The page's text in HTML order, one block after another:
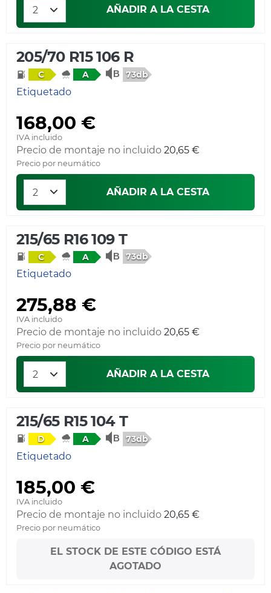
AÑADIR A LA CESTA
205/70 R15 106 R
C A 73db
Etiquetado
168,00 €
IVA incluido
Precio de montaje no incluido 20,65 €
Precio por neumático
AÑADIR A LA CESTA
215/65 R16 109 T
C A 73db
Etiquetado
275,88 €
IVA incluido
Precio de montaje no incluido 20,65 €
Precio por neumático
AÑADIR A LA CESTA
215/65 R15 104 T
D A 73db
Etiquetado
185,00 €
IVA incluido
Precio de montaje no incluido 20,65 €
Precio por neumático
EL STOCK DE ESTE CÓDIGO ESTÁ
AGOTADO